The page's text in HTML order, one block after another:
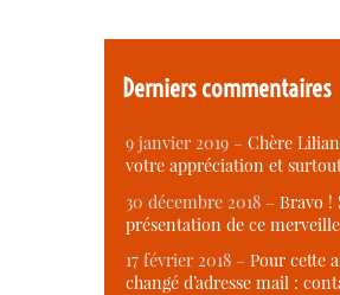
Derniers commentaires
9 janvier 2019 – Chère
votre appréciation et
30 décembre 2018 – Bravo !
présentation de ce
17 février 2018 – Pour cette
changé d’adresse mail :